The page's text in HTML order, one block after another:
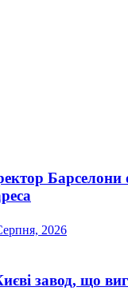
Барселони
2026
завод, що